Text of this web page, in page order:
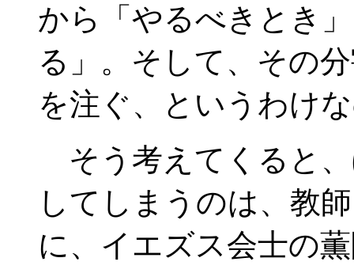
から「やるべきとき
る」。そして、その
を注ぐ、というわけ
そう考えてくると
してしまうのは、教
に、イエズス会士の